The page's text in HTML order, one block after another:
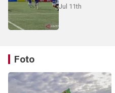
Jul 11th
Foto